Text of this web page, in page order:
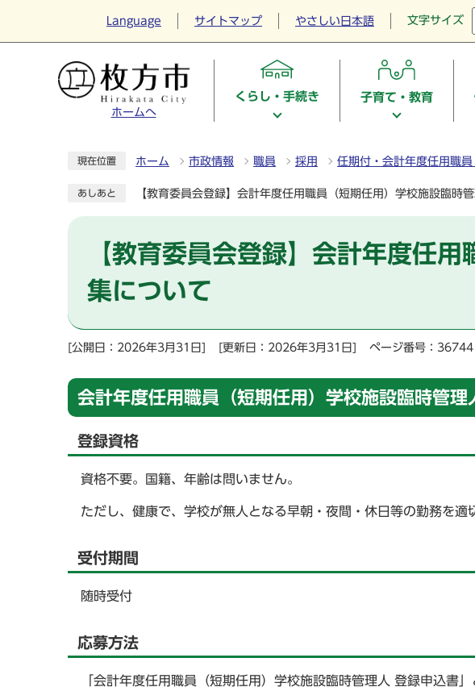
Language サイトマップ やさしい日本語 文字サイズ
ホームへ
くらし・手続き 子育て・教育
現在位置 ホーム 市政情報 職員 採用 任期付・会計年度任用職員
あしあと 【教育委員会登録】会計年度任用職員（短期任用）学校施設臨時
【教育委員会登録】会計年度任
集について
[公開日：2026年3月31日] [更新日：2026年3月31日] ページ番号：36744
会計年度任用職員（短期任用）学校施設臨時管理
登録資格
資格不要。国籍、年齢は問いません。
ただし、健康で、学校が無人となる早朝・夜間・休日等の勤務を適
受付期間
随時受付
応募方法
「会計年度任用職員（短期任用）学校施設臨時管理人 登録申込書